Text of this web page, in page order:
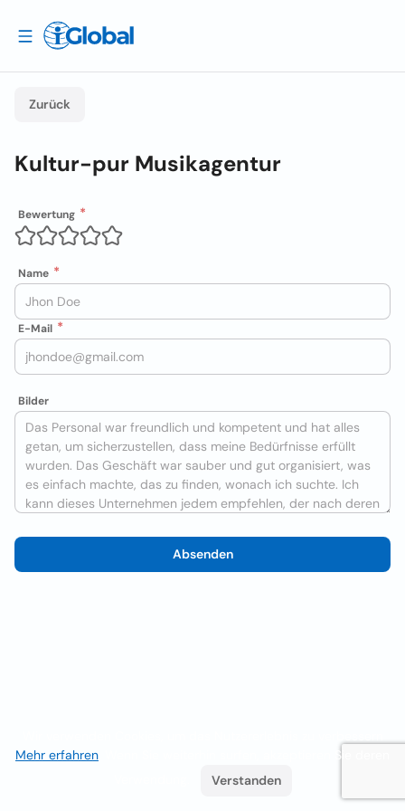
Zurück
Kultur-pur Musikagentur
Bewertung
Name
E-Mail
Bilder
Absenden
Mehr erfahren . Wenn Sie weiterhin surfen, akzeptieren Sie deren
Verstanden